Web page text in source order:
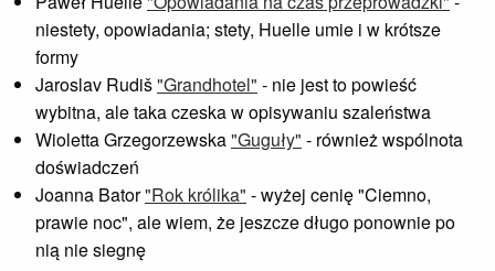
niestety, opowiadania; stety, Huelle umie i w krótsze
formy
Jaroslav Rudiš"Grandhotel" - nie jest to powieść
wybitna, ale taka czeska w opisywaniu szaleństwa
Wioletta Grzegorzewska"Guguły" - również wspólnota
doświadczeń
Joanna Bator"Rok królika" - wyżej cenię "Ciemno,
prawie noc", ale wiem, że jeszcze długo ponownie po
nią nie siegnę